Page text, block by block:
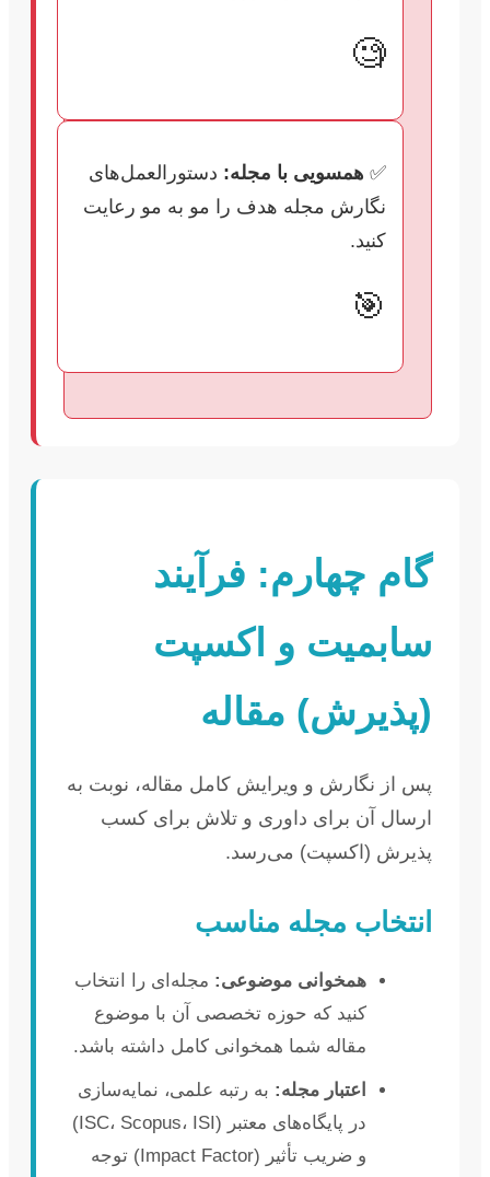
🧐
✅ همسویی با مجله: دستورالعمل‌های
نگارش مجله هدف را مو به مو رعایت
کنید.
🎯
گام چهارم: فرآیند
سابمیت و اکسپت
(پذیرش) مقاله
پس از نگارش و ویرایش کامل مقاله، نوبت به
ارسال آن برای داوری و تلاش برای کسب
پذیرش (اکسپت) می‌رسد.
انتخاب مجله مناسب
همخوانی موضوعی: مجله‌ای را انتخاب
کنید که حوزه تخصصی آن با موضوع
مقاله شما همخوانی کامل داشته باشد.
اعتبار مجله: به رتبه علمی، نمایه‌سازی
در پایگاه‌های معتبر (ISC، Scopus، ISI)
و ضریب تأثیر (Impact Factor) توجه